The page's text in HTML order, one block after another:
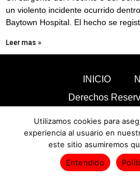
un violento incidente ocurrido
Baytown Hospital. El hecho se
Leer mas »
INICIO
Derechos
Utilizamos cookies para
experiencia al usuario en
este sitio asumiremos
Entendido